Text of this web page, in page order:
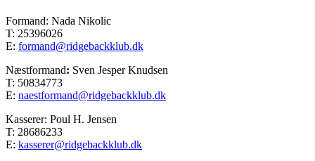
Formand: Nada Nikolic
T: 25396026
E: formand@ridgebackklub.dk
Næstformand: Sven Jesper Knudsen
T: 50834773
E: naestformand@ridgebackklub.dk
Kasserer: Poul H. Jensen
T: 28686233
E: kasserer@ridgebackklub.dk